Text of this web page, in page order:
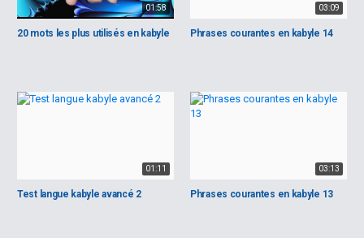
01:58
20 mots les plus utilisés en kabyle
03:09
Phrases courantes en kabyle 14
01:11
Test langue kabyle avancé 2
03:13
Phrases courantes en kabyle 13